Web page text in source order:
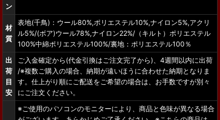
ン
材
質
表地(千鳥)：ウール80%,ポリエステル10%,ナイロン5%,アクリ
ル5%/(ボア)ウール78%,ナイロン22%/（キルト）ポリエステル
100%中綿ポリエステル100%/裏地：ポリエステル100％
出
荷
目
安
ご入金確定から(代金引換はご注文完了から)、4週間以内に出荷
/※複数ご購入の場合、納期が遠いほうに合わせた納期となりま
す。仕上がり順にご配送をご希望の場合は、お手数ですが別々
にご注文ください。
※ご使用のパソコンのモニターにより、商品と色味が異なる場合